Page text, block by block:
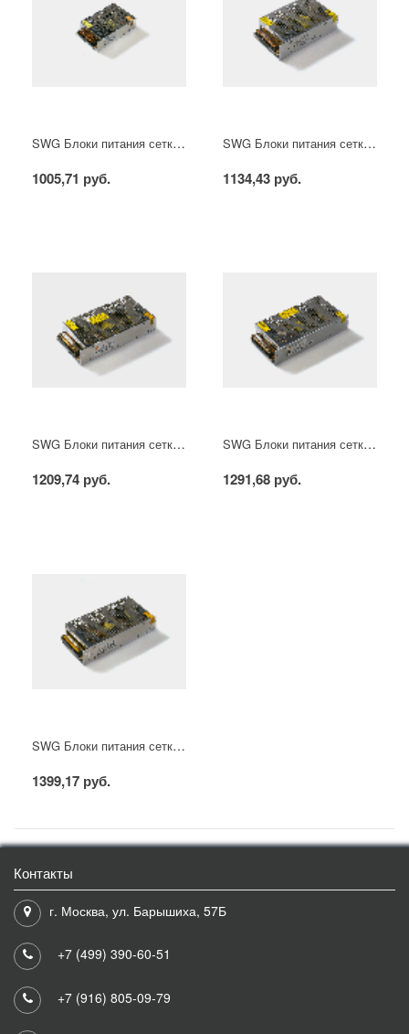
SWG Блоки питания сетка, 100 W, 12V, S-100-12
1005,71 руб.
SWG Блоки питания сетка, 100 W, 24V, S-100-24
1134,43 руб.
SWG Блоки питания сетка, 150 W, 12V, S-150-12
1209,74 руб.
SWG Блоки питания сетка, 150 W, 24V, S-150-24
1291,68 руб.
SWG Блоки питания сетка, 200 W, 12V, S-200-12
1399,17 руб.
Контакты
г. Москва, ул. Барышиха, 57Б
+7 (499) 390-60-51
+7 (916) 805-09-79